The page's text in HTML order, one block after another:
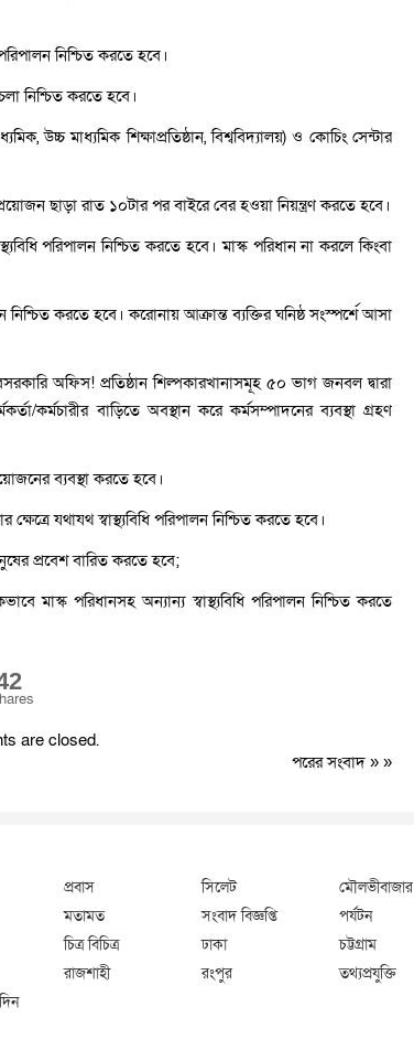
পরিপালন নিশ্চিত করতে হবে।
নিশ্চিত করতে হবে।
উচ্চ মাধ্যমিক শিক্ষাপ্রতিষ্ঠান, বিশ্ববিদ্যালয়) ও কোচিং সেন্টার
ছাড়া রাত ১০টার পর বাইরে বের হওয়া নিয়ন্ত্রণ করতে হবে।
পরিপালন নিশ্চিত করতে হবে। মাস্ক পরিধান না করলে কিংবা
করতে হবে। করোনায় আক্রান্ত ব্যক্তির ঘনিষ্ঠ সংস্পর্শে আসা
অফিস! প্রতিষ্ঠান শিল্পকারখানাসমূহ ৫০ ভাগ জনবল দ্বারা
কর্মচারীর বাড়িতে অবস্থান করে কর্মসম্পাদনের ব্যবস্থা গ্রহণ
ব্যবস্থা করতে হবে।
যথাযথ স্বাস্থ্যবিধি পরিপালন নিশ্চিত করতে হবে।
প্রবেশ বারিত করতে হবে;
মাস্ক পরিধানসহ অন্যান্য স্বাস্থ্যবিধি পরিপালন নিশ্চিত করতে
are closed.
পরের সংবাদ » »
প্রবাস সিলেট
মৌলভীবাজার
মতামত সংবাদ বিজ্ঞপ্তি
পর্যটন
চিত্র বিচিত্র ঢাকা
চট্টগ্রাম
রাজশাহী রংপুর
তথ্যপ্রযুক্তি